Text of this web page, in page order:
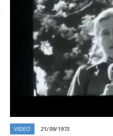
VIDEO 21/09/1973